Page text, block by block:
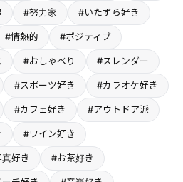
#努力家 #いたずら好き
#情熱的 #ポジティブ
#おしゃべり #スレンダー
#スポーツ好き #カラオケ好き
#カフェ好き #アウトドア派
#ワイン好き
好き #お茶好き